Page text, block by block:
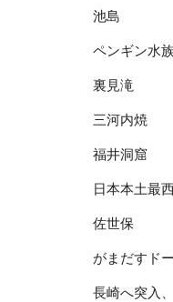
池島
ペンギン水
裏見滝
三河内焼
福井洞窟
日本本土最
佐世保
がまだすド
長崎へ突入